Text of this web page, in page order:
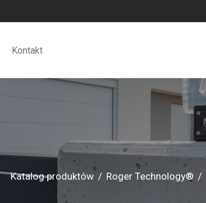
Kontakt
Katalog produktów / Roger Technology® /